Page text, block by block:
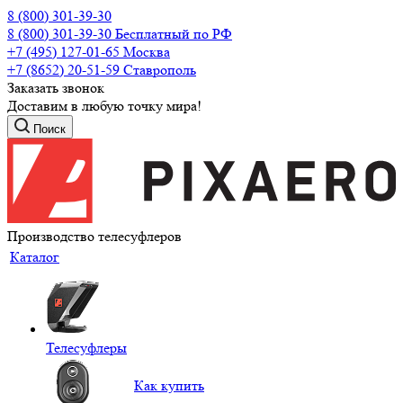
8 (800) 301-39-30
8 (800) 301-39-30 Бесплатный по РФ
+7 (495) 127-01-65 Москва
+7 (8652) 20-51-59 Ставрополь
Заказать звонок
Доставим в любую точку мира!
Поиск
Производство телесуфлеров
Каталог
Телесуфлеры
Как купить